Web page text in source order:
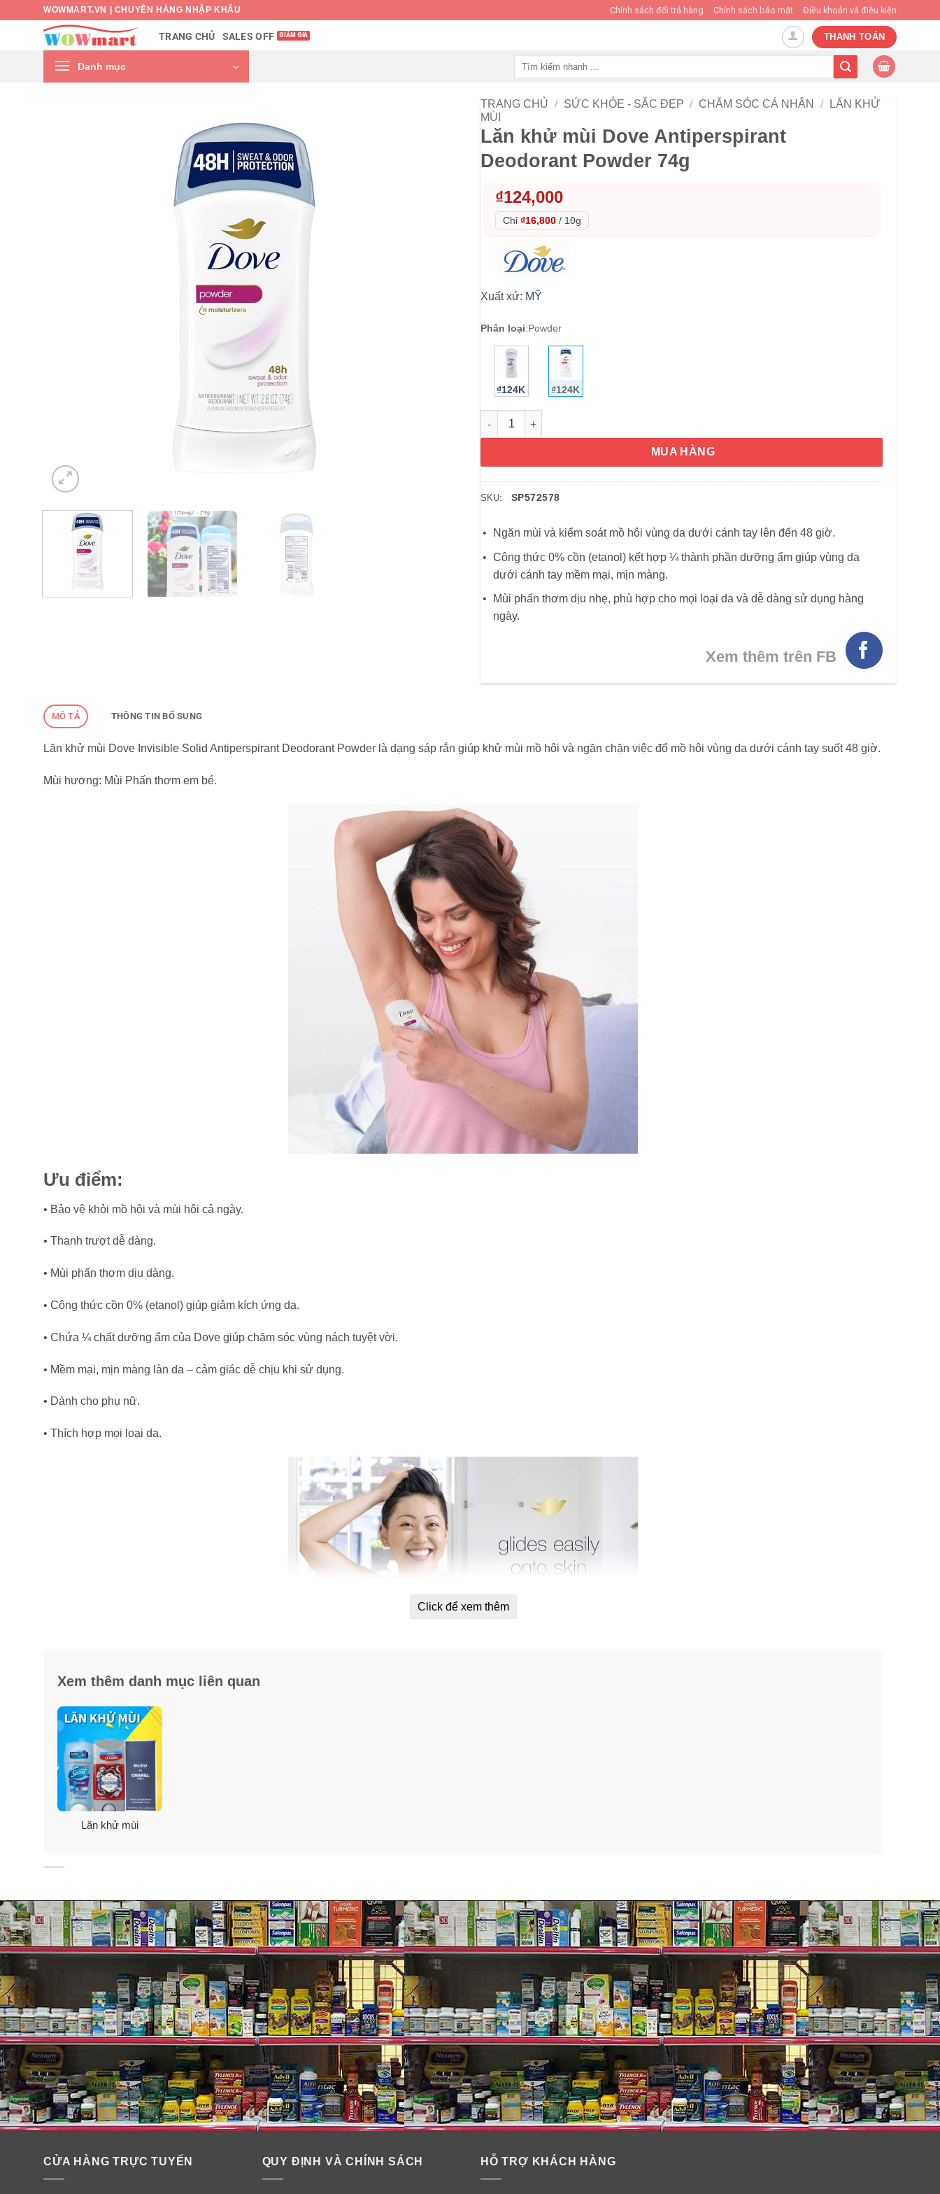
WOWMART.VN | CHUYÊN HÀNG NHẬP KHẨU Chính sách đổi trả hàng Chính sách bảo mật Điều khoản và điều kiện
TRANG CHỦ SALES OFF THANH TOÁN
Danh mục
TRANG CHỦ / SỨC KHỎE - SẮC ĐẸP / CHĂM SÓC CÁ NHÂN /
LĂN KHỬ
MÙI
Lăn khử mùi Dove Antiperspirant
Deodorant Powder 74g
₫124,000
Chỉ ₫16,800 / 10g
Xuất xứ: MỸ
Phân loại:Powder
₫124K ₫124K
Lăn khử mùi Dove Antiperspirant Deodorant Powder 74g số lượng
MUA HÀNG
SKU: SP572578
Ngăn mùi và kiểm soát mồ hôi vùng da dưới cánh tay lên đến 48 giờ.
Công thức 0% cồn (etanol) kết hợp ¼ thành phần dưỡng ẩm giúp vùng da
dưới cánh tay mềm mại, mịn màng.
Mùi phấn thơm dịu nhẹ, phù hợp cho mọi loại da và dễ dàng sử dụng hàng
ngày.
Xem thêm trên FB
MÔ TẢ THÔNG TIN BỔ SUNG
Lăn khử mùi Dove Invisible Solid Antiperspirant Deodorant Powder là dạng sáp rắn giúp khử mùi mồ hôi và ngăn chặn việc đổ mồ hôi vùng da dưới cánh tay suốt 48 giờ.
Mùi hương: Mùi Phấn thơm em bé.
Ưu điểm:
• Bảo vệ khỏi mồ hôi và mùi hôi cả ngày.
• Thanh trượt dễ dàng.
• Mùi phấn thơm dịu dàng.
• Công thức cồn 0% (etanol) giúp giảm kích ứng da.
• Chứa ¼ chất dưỡng ẩm của Dove giúp chăm sóc vùng nách tuyệt vời.
• Mềm mại, mịn màng làn da – cảm giác dễ chịu khi sử dụng.
• Dành cho phụ nữ.
• Thích hợp mọi loại da.
Click để xem thêm
Xem thêm danh mục liên quan
Lăn khử mùi
CỬA HÀNG TRỰC TUYẾN QUY ĐỊNH VÀ CHÍNH SÁCH HỖ TRỢ KHÁCH HÀNG